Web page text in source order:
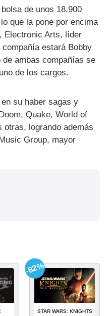
de unos 18.900
que la pone por encima
Electronic Arts, líder
estará Bobby
ambas compañías se
de los cargos.
su haber sagas y
Quake, World of
logrando además
Group, mayor
STAR WARS: KNIGHTS
-82%